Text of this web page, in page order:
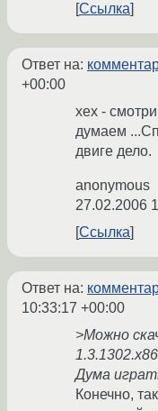
Ссылка
Ответ на:
+00:00
хех -
думаем
двиге дело.
anonymous
27.02.2006
Ссылка
Ответ на:
10:33:17 +00:00
>Можно
Дума
Конечно,